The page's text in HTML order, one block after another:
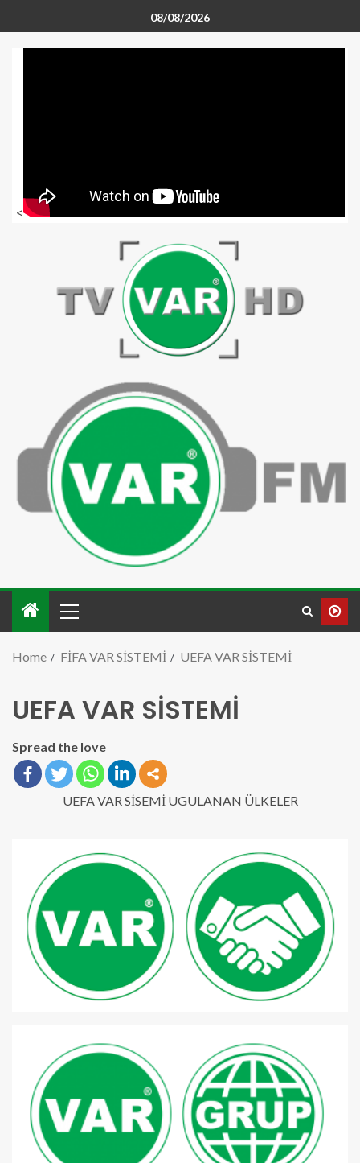
08/08/2026
<
Home FİFA VAR SİSTEMİ UEFA VAR SİSTEMİ
UEFA VAR SİSTEMİ
Spread the love
UEFA VAR SİSEMİ UGULANAN ÜLKELER